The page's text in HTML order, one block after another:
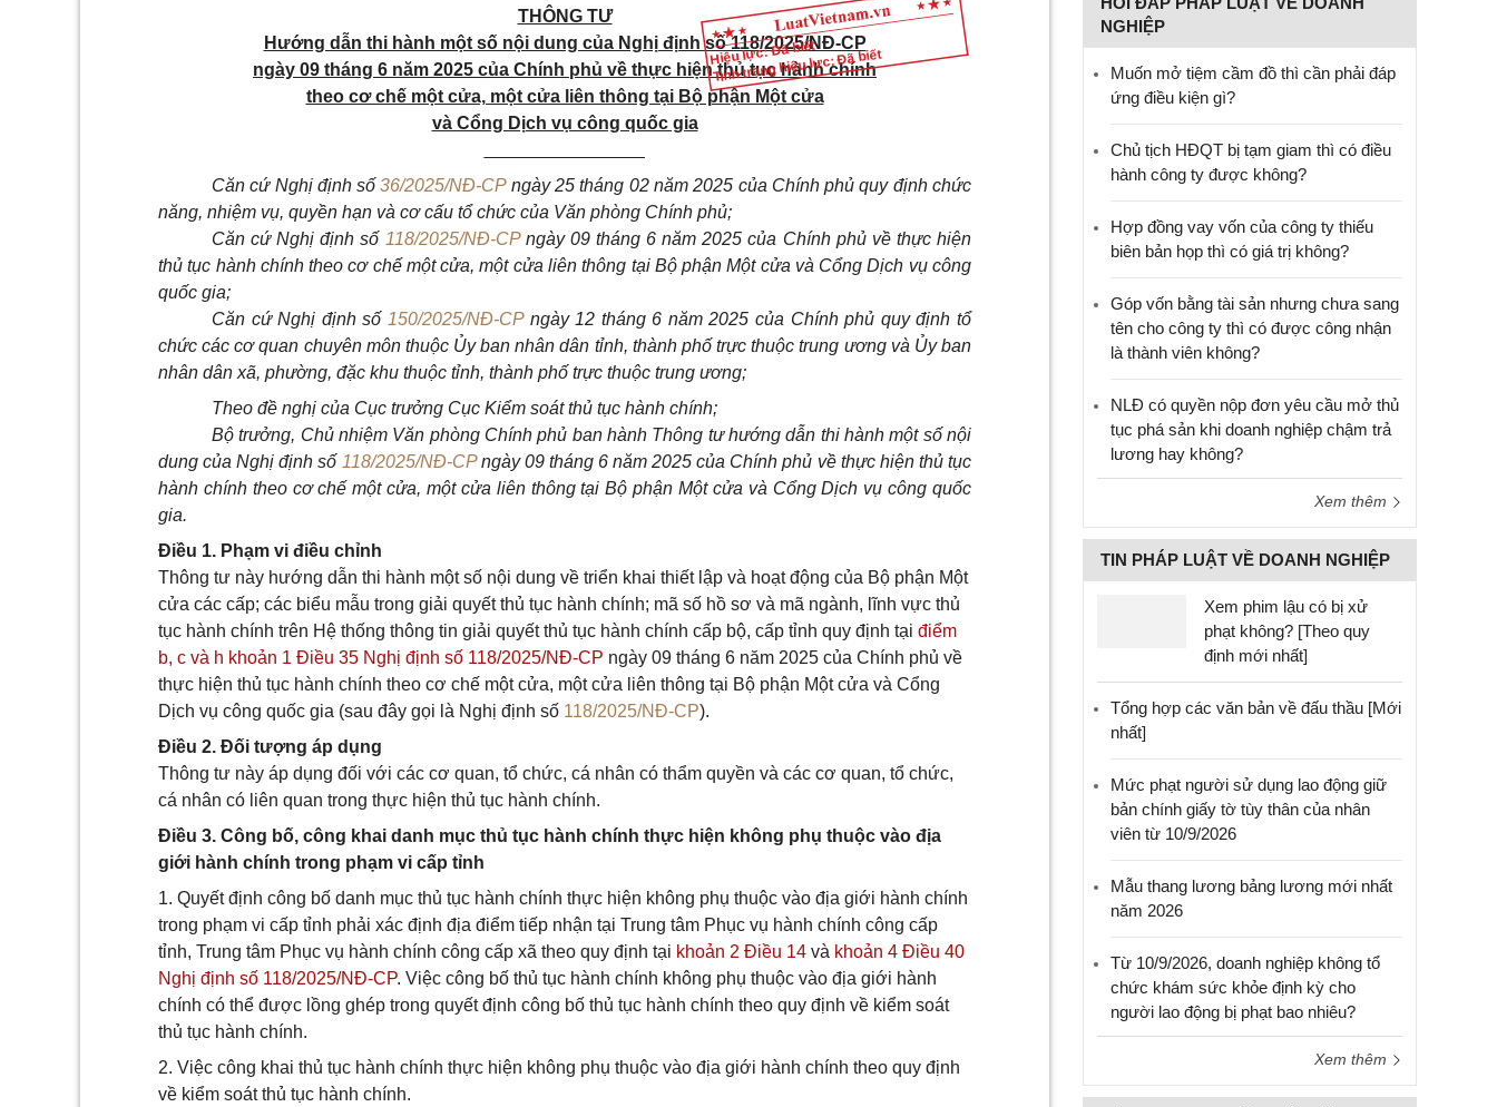
Hiệu lực: Đã biết
Tình trạng hiệu lực: Đã biết
THÔNG TƯ
Hướng dẫn thi hành một số nội dung của Nghị định số 118/2025/NĐ-CP
ngày 09 tháng 6 năm 2025 của Chính phủ về thực hiện thủ tục hành chính
theo cơ chế một cửa, một cửa liên thông tại Bộ phận Một cửa
và Cổng Dịch vụ công quốc gia
Căn cứ Nghị định số36/2025/NĐ-CPngày 25 tháng 02 năm 2025 của Chính phủ quy định chức
năng, nhiệm vụ, quyền hạn và cơ cấu tổ chức của Văn phòng Chính phủ;
Căn cứ Nghị định số 118/2025/NĐ-CPngày 09 tháng 6 năm 2025 của Chính phủ về thực hiện
thủ tục hành chính theo cơ chế một cửa, một cửa liên thông tại Bộ phận Một cửa và Cổng Dịch vụ công
quốc gia;
Căn cứ Nghị định số 150/2025/NĐ-CPngày 12 tháng 6 năm 2025 của Chính phủ quy định tổ
chức các cơ quan chuyên môn thuộc Ủy ban nhân dân tỉnh, thành phố trực thuộc trung ương và Ủy ban
nhân dân xã, phường, đặc khu thuộc tỉnh, thành phố trực thuộc trung ương;
Theo đề nghị của Cục trưởng Cục Kiểm soát thủ tục hành chính;
Bộ trưởng, Chủ nhiệm Văn phòng Chính phủ ban hành Thông tư hướng dẫn thi hành một số nội
dung của Nghị định số 118/2025/NĐ-CPngày 09 tháng 6 năm 2025 của Chính phủ về thực hiện thủ tục
hành chính theo cơ chế một cửa, một cửa liên thông tại Bộ phận Một cửa và Cổng Dịch vụ công quốc
gia.
Điều 1. Phạm vi điều chỉnh
Thông tư này hướng dẫn thi hành một số nội dung về triển khai thiết lập và hoạt động của Bộ phận Một
cửa các cấp; các biểu mẫu trong giải quyết thủ tục hành chính; mã số hồ sơ và mã ngành, lĩnh vực thủ
tục hành chính trên Hệ thống thông tin giải quyết thủ tục hành chính cấp bộ, cấp tỉnh quy định tại điểm
b, c và h khoản 1 Điều 35 Nghị định số 118/2025/NĐ-CP ngày 09 tháng 6 năm 2025 của Chính phủ về
thực hiện thủ tục hành chính theo cơ chế một cửa, một cửa liên thông tại Bộ phận Một cửa và Cổng
Dịch vụ công quốc gia (sau đây gọi là Nghị định số 118/2025/NĐ-CP).
Điều 2. Đối tượng áp dụng
Thông tư này áp dụng đối với các cơ quan, tổ chức, cá nhân có thẩm quyền và các cơ quan, tổ chức,
cá nhân có liên quan trong thực hiện thủ tục hành chính.
Điều 3. Công bố, công khai danh mục thủ tục hành chính thực hiện không phụ thuộc vào địa
giới hành chính trong phạm vi cấp tỉnh
1. Quyết định công bố danh mục thủ tục hành chính thực hiện không phụ thuộc vào địa giới hành chính
trong phạm vi cấp tỉnh phải xác định địa điểm tiếp nhận tại Trung tâm Phục vụ hành chính công cấp
tỉnh, Trung tâm Phục vụ hành chính công cấp xã theo quy định tại khoản 2 Điều 14 và khoản 4 Điều 40
Nghị định số 118/2025/NĐ-CP. Việc công bố thủ tục hành chính không phụ thuộc vào địa giới hành
chính có thể được lồng ghép trong quyết định công bố thủ tục hành chính theo quy định về kiểm soát
thủ tục hành chính.
2. Việc công khai thủ tục hành chính thực hiện không phụ thuộc vào địa giới hành chính theo quy định
về kiểm soát thủ tục hành chính.
NGHIỆP
Muốn mở tiệm cầm đồ thì cần phải đáp
ứng điều kiện gì?
Chủ tịch HĐQT bị tạm giam thì có điều
hành công ty được không?
Hợp đồng vay vốn của công ty thiếu
biên bản họp thì có giá trị không?
Góp vốn bằng tài sản nhưng chưa sang
tên cho công ty thì có được công nhận
là thành viên không?
NLĐ có quyền nộp đơn yêu cầu mở thủ
tục phá sản khi doanh nghiệp chậm trả
lương hay không?
Xem thêm
TIN PHÁP LUẬT VỀ DOANH NGHIỆP
Xem phim lậu có bị xử
phạt không? [Theo quy
định mới nhất]
Tổng hợp các văn bản về đấu thầu [Mới
nhất]
Mức phạt người sử dụng lao động giữ
bản chính giấy tờ tùy thân của nhân
viên từ 10/9/2026
Mẫu thang lương bảng lương mới nhất
năm 2026
Từ 10/9/2026, doanh nghiệp không tổ
chức khám sức khỏe định kỳ cho
người lao động bị phạt bao nhiêu?
Xem thêm